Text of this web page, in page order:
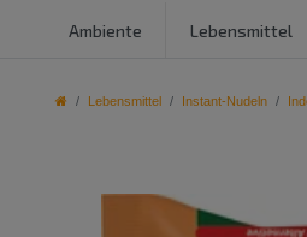
Ambiente Lebensmittel
Lebensmittel Instant-Nudeln